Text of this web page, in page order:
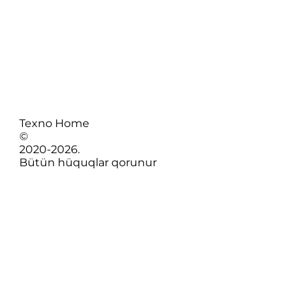
Texno Home
©
2020-2026.
Bütün hüquqlar qorunur